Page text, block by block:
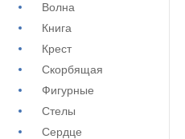
Волна
Книга
Крест
Скорбящая
Фигурные
Стелы
Сердце